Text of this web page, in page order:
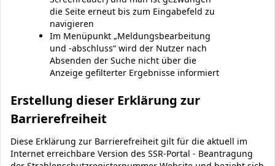
die Seite erneut bis zum Eingabefeld zu
navigieren
Im Menüpunkt „Meldungsbearbeitung
und -abschluss“ wird der Nutzer nach
Absenden der Suche nicht über die
Anzeige gefilterter Ergebnisse informiert
Erstellung dieser Erklärung zur
Barrierefreiheit
Diese Erklärung zur Barrierefreiheit gilt für die aktuell im
Internet erreichbare Version des SSR-Portal - Beantragung